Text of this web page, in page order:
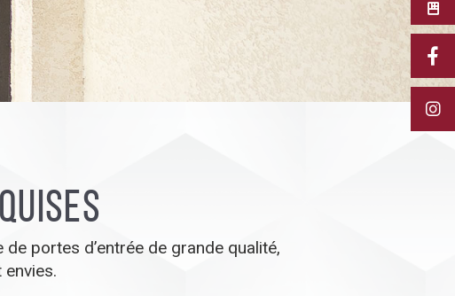
portes d’entrée de grande qualité,